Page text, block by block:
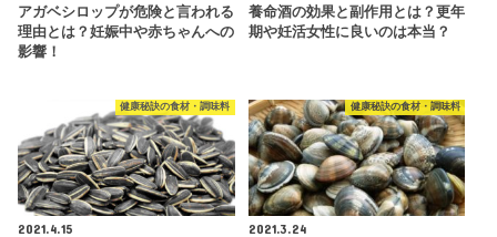
アガベシロップが危険と言われる
理由とは？妊娠中や赤ちゃんへの
影響！
養命酒の効果と副作用とは？更年
期や妊活女性に良いのは本当？
健康秘訣の食材・調味料
2021.4.15
健康秘訣の食材・調味料
2021.3.24